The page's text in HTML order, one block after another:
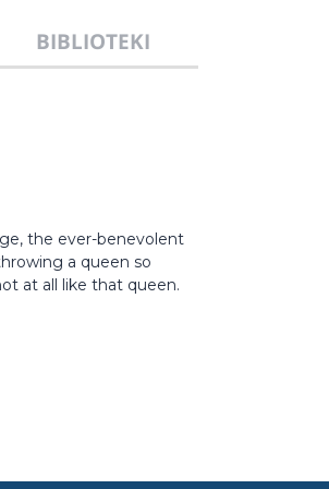
BIBLIOTEKI
the ever-benevolent
a queen so
at all like that queen.